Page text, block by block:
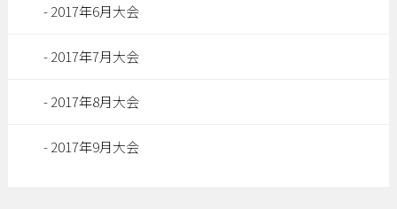
2017年6月大会
2017年7月大会
2017年8月大会
2017年9月大会